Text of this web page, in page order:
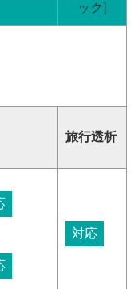
ック]
旅行透析
対応